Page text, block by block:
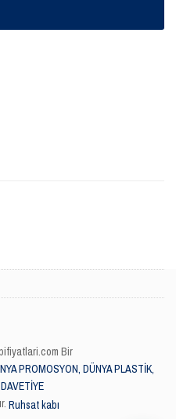
Bir
PROMOSYON, DÜNYA PLASTİK,
Ruhsat kabı